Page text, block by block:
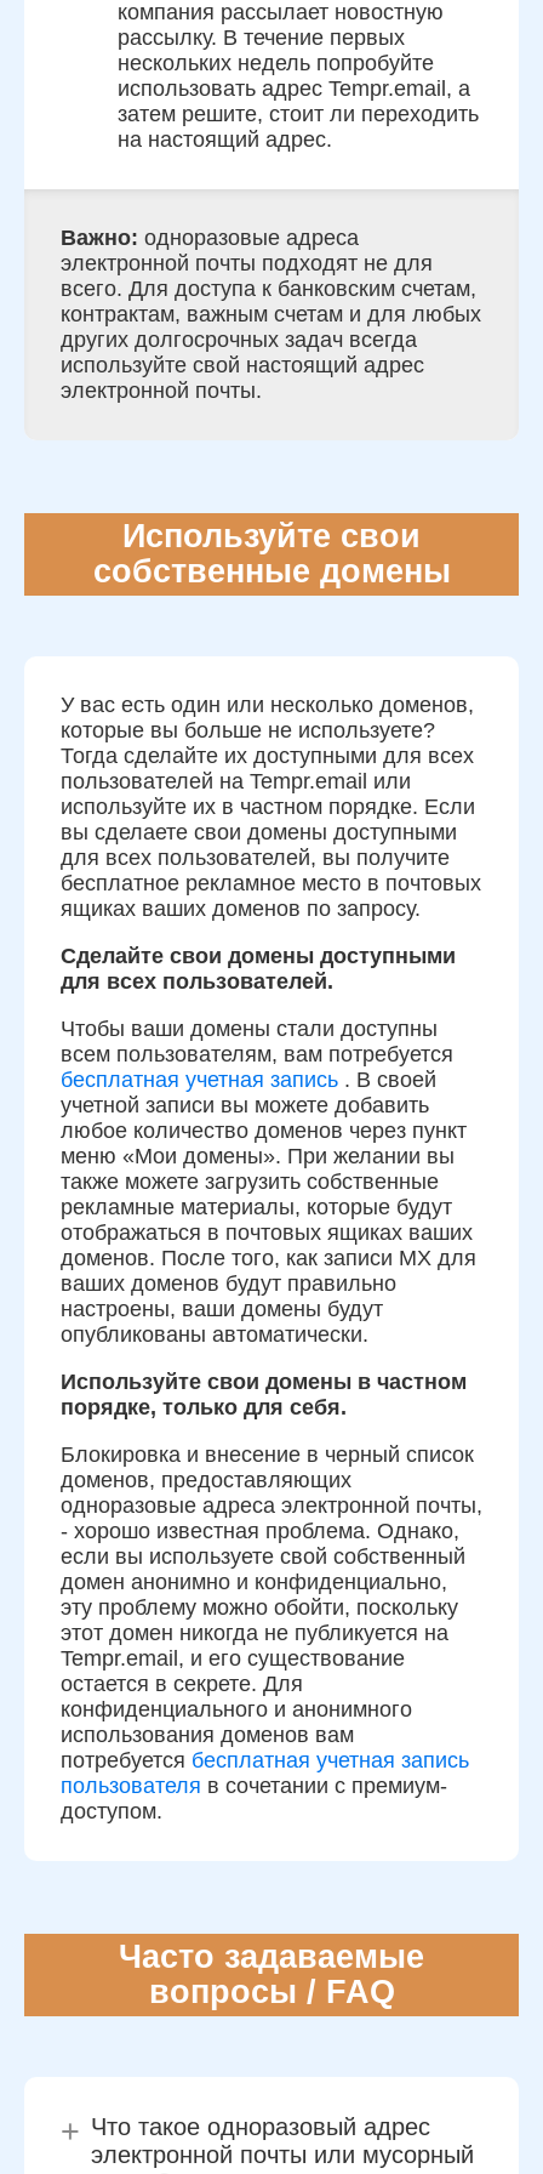
компания рассылает новостную
рассылку. В течение первых
нескольких недель попробуйте
использовать адрес Tempr.email, а
затем решите, стоит ли переходить
на настоящий адрес.
Важно: одноразовые адреса
электронной почты подходят не для
всего. Для доступа к банковским счетам,
контрактам, важным счетам и для любых
других долгосрочных задач всегда
используйте свой настоящий адрес
электронной почты.
Используйте свои
собственные домены
У вас есть один или несколько доменов,
которые вы больше не используете?
Тогда сделайте их доступными для всех
пользователей на Tempr.email или
используйте их в частном порядке. Если
вы сделаете свои домены доступными
для всех пользователей, вы получите
бесплатное рекламное место в почтовых
ящиках ваших доменов по запросу.
Сделайте свои домены доступными
для всех пользователей.
Чтобы ваши домены стали доступны
всем пользователям, вам потребуется
бесплатная учетная запись . В своей
учетной записи вы можете добавить
любое количество доменов через пункт
меню «Мои домены». При желании вы
также можете загрузить собственные
рекламные материалы, которые будут
отображаться в почтовых ящиках ваших
доменов. После того, как записи MX для
ваших доменов будут правильно
настроены, ваши домены будут
опубликованы автоматически.
Используйте свои домены в частном
порядке, только для себя.
Блокировка и внесение в черный список
доменов, предоставляющих
одноразовые адреса электронной почты,
- хорошо известная проблема. Однако,
если вы используете свой собственный
домен анонимно и конфиденциально,
эту проблему можно обойти, поскольку
этот домен никогда не публикуется на
Tempr.email, и его существование
остается в секрете. Для
конфиденциального и анонимного
использования доменов вам
потребуется бесплатная учетная запись
пользователя в сочетании с премиум-
доступом.
Часто задаваемые
вопросы / FAQ
+ Что такое одноразовый адрес
электронной почты или мусорный